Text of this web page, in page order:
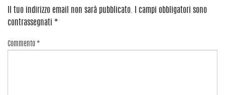
Il tuo indirizzo email non sarà pubblicato.
I campi obbligatori sono
contrassegnati *
Commento *